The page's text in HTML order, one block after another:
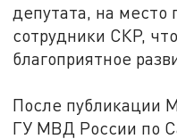
депутата, на
сотрудники СКР,
благоприятное
После публикации
ГУ МВД России по